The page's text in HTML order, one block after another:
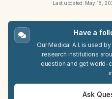
Last updated: May 18,
Have a
Our Medical A.I. is used
research institutions
question and get world-
Ask